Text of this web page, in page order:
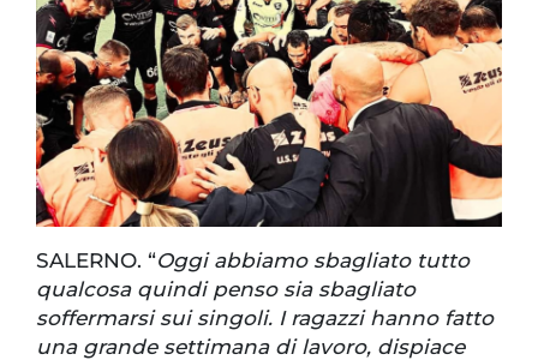
SALERNO. “Oggi abbiamo sbagliato tutto
qualcosa quindi penso sia sbagliato
soffermarsi sui singoli. I ragazzi hanno fatto
una grande settimana di lavoro, dispiace